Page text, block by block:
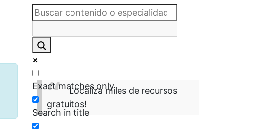
Exact matches only
Search in title
Localiza miles de recursos
gratuitos!